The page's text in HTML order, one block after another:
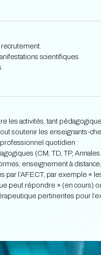
scientifiques.
les activités, tant
soutenir les enseignants-
quotidien :
(CM, TD, TP,
enseignement à
par l’AFECT, par exemple «
peut répondre » (en cours)
pertinentes pour